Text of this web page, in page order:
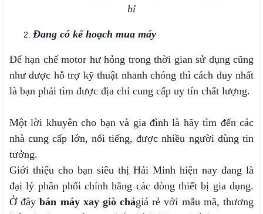
bỉ
Đang có kế hoạch mua máy
Để hạn chế motor hư hỏng trong thời gian sử dụng cũng
như được hỗ trợ kỹ thuật nhanh chóng thì cách duy nhất
là bạn phải tìm được địa chỉ cung cấp uy tín chất lượng.
Một lời khuyên cho bạn và gia đình là hãy tìm đến các
nhà cung cấp lớn, nổi tiếng, được nhiều người dùng tin
tưởng.
Giới thiệu cho bạn siêu thị Hải Minh hiện nay đang là
đại lý phân phối chính hãng các dòng thiết bị gia dụng.
Ở đâybán máy xay giò chảgiá rẻ với mẫu mã, thương